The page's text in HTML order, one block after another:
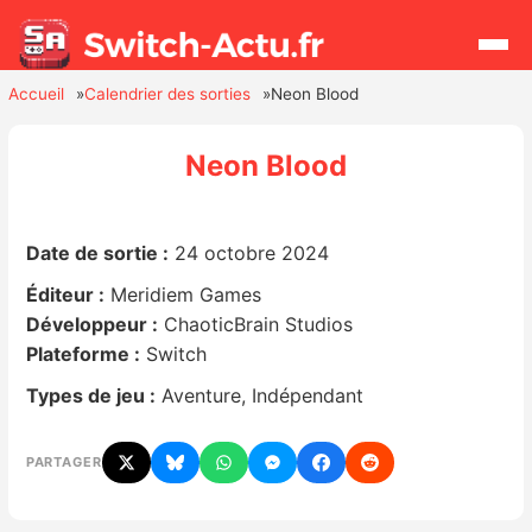
Jeux
Hardware
Mises à jour
Chiffres de ventes
Accueil Calendrier des sorties Neon Blood
Neon Blood
Date de sortie : 24 octobre 2024
Éditeur : Meridiem Games
Développeur : ChaoticBrain Studios
Plateforme : Switch
Types de jeu : Aventure, Indépendant
PARTAGER